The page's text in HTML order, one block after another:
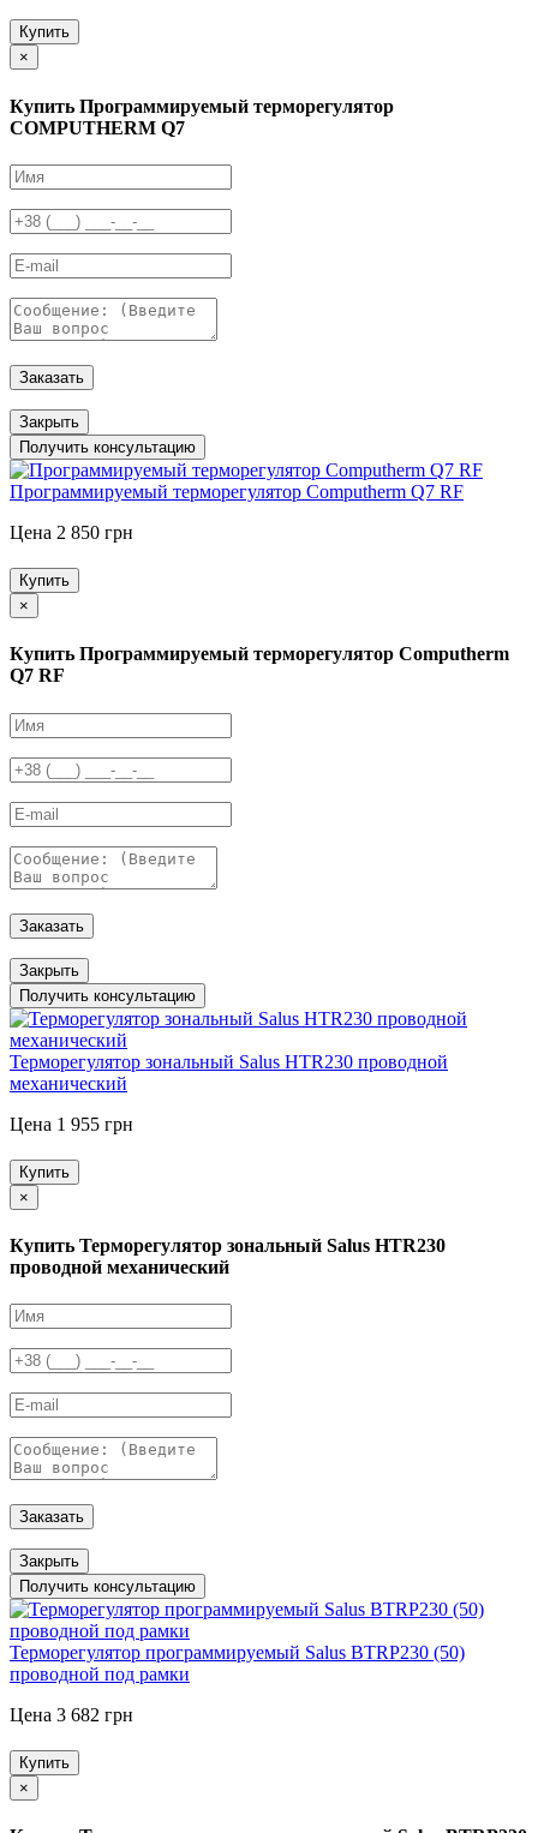
Купить
×
Купить Программируемый терморегулятор
COMPUTHERM Q7
Заказать
Закрыть
Получить консультацию
Программируемый терморегулятор Computherm Q7 RF
Цена 2 850 грн
Купить
×
Купить Программируемый терморегулятор Computherm
Q7 RF
Заказать
Закрыть
Получить консультацию
Терморегулятор зональный Salus HTR230 проводной
механический
Цена 1 955 грн
Купить
×
Купить Терморегулятор зональный Salus HTR230
проводной механический
Заказать
Закрыть
Получить консультацию
Терморегулятор программируемый Salus BTRP230 (50)
проводной под рамки
Цена 3 682 грн
Купить
×